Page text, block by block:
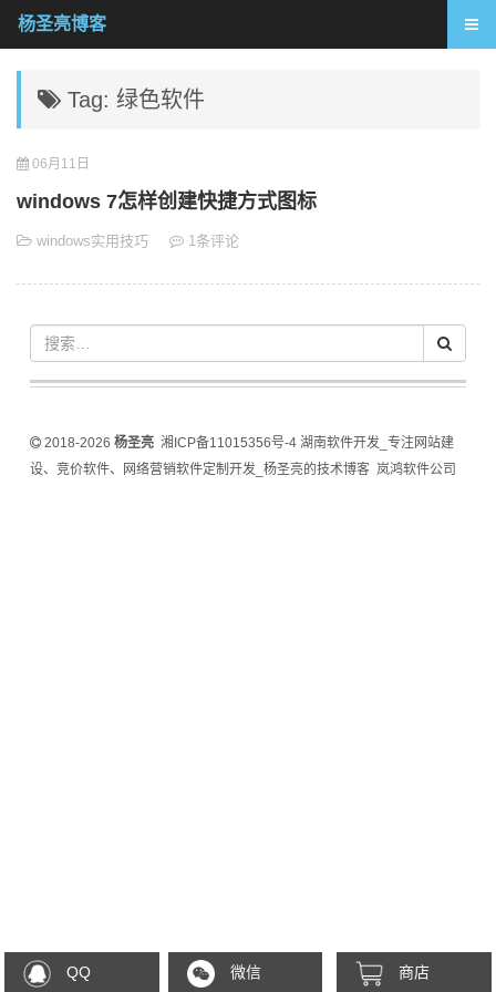
Tag: 绿色软件
06月11日
windows 7怎样创建快捷方式图标
windows实用技巧 1条评论
2018-2026 杨圣亮 湘ICP备11015356号-4湖南软件开发_专注网站建
设、竞价软件、网络营销软件定制开发_杨圣亮的技术博客 岚鸿软件公司
QQ 微信 商店
杨圣亮博客